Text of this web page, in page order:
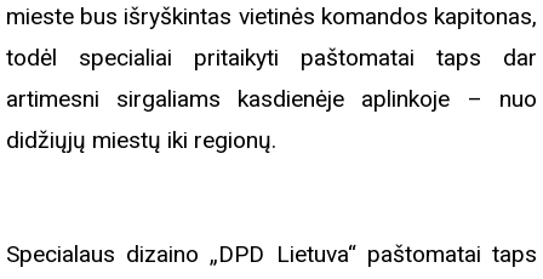
mieste bus išryškintas vietinės komandos kapitonas,
todėl specialiai pritaikyti paštomatai taps dar
artimesni sirgaliams kasdienėje aplinkoje – nuo
didžiųjų miestų iki regionų.
Specialaus dizaino „DPD Lietuva“ paštomatai taps